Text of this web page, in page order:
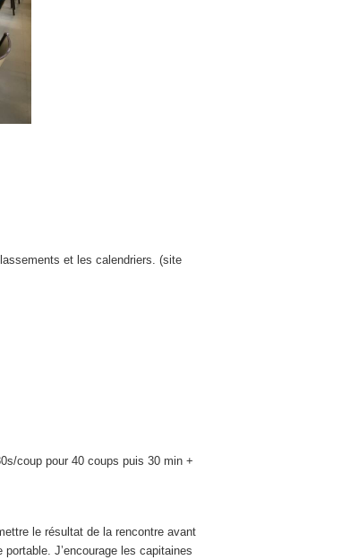
et les calendriers. (site
coup pour 40 coups puis 30 min +
le résultat de la rencontre avant
J’encourage les capitaines